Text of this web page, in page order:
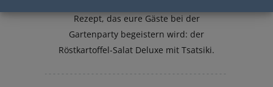
Rezept, das eure Gäste bei der
Gartenparty begeistern wird: der
Röstkartoffel-Salat Deluxe mit Tsatsiki.